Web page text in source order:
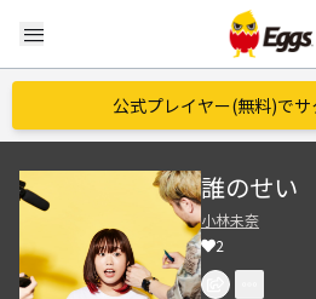
menu
公式プレイヤー(無料)で
誰のせい
小林未奈
2